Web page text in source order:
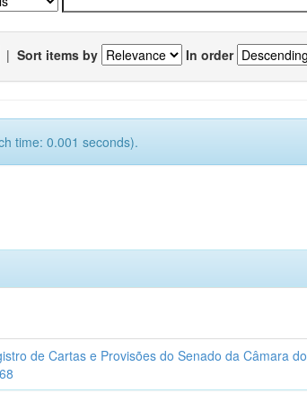
| Sort items by In order
time: 0.001 seconds).
de Cartas e Provisões do Senado da Câmara do